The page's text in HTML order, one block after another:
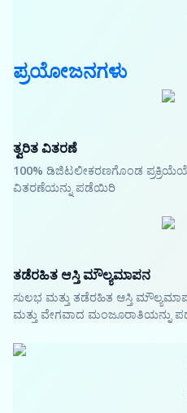
ಪ್ರಯೋಜನಗಳು
ತ್ವರಿತ ವಿತರಣೆ
100% ಡಿಜಿಟಲೀಕರಣಗೊಂಡ
ವಿತರಣೆಯನ್ನು ಪಡೆಯಿರಿ
ತಡೆರಹಿತ ಆಸ್ತಿ ಮೌಲ್ಯಮಾಪನ
ಸುಲಭ ಮತ್ತು ತಡೆರಹಿತ ಆಸ್ತಿ
ಮತ್ತು ವೇಗವಾದ ಮಂಜೂರಾತಿಯನ್ನು